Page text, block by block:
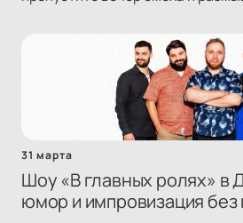
31 марта
Шоу «В главных ролях» в
юмор и импровизация без